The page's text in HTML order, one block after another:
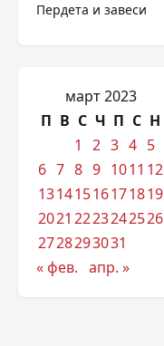
Пердета и завеси
март 2023
П В С Ч П С Н
1
2 3 4 5
6 7 8 9 1011 12
13141516171819
2021 2223242526
2728293031
« фев. апр. »